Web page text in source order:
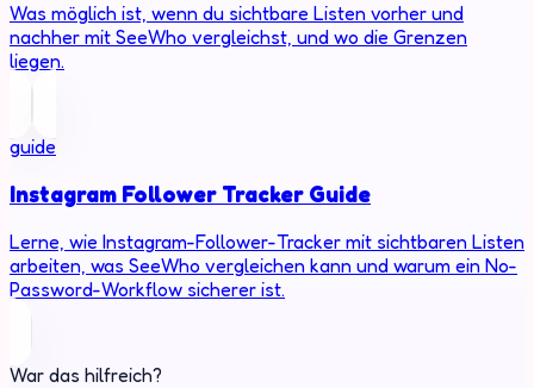
Was möglich ist, wenn du sichtbare Listen vorher und
nachher mit SeeWho vergleichst, und wo die Grenzen
liegen.
guide
Instagram Follower Tracker Guide
Lerne, wie Instagram-Follower-Tracker mit sichtbaren Listen
arbeiten, was SeeWho vergleichen kann und warum ein No-
Password-Workflow sicherer ist.
War das hilfreich?